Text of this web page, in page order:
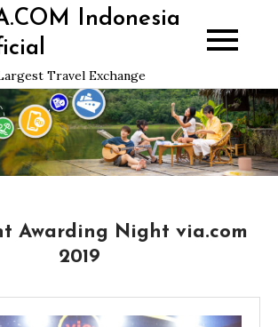
Indonesia
Travel Exchange
Awarding Night via.com
2019